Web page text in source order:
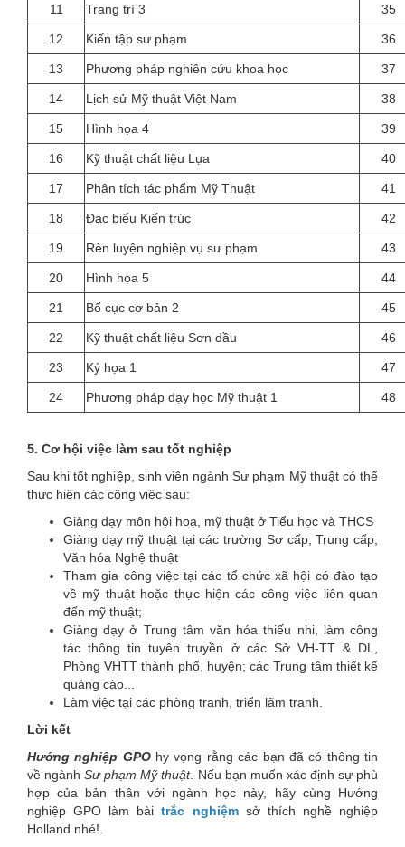
11 Trang trí 3 35
12 Kiến tập sư phạm 36
13 Phương pháp nghiên cứu khoa học 37
14 Lịch sử Mỹ thuật Việt Nam 38
15 Hình họa 4 39
16 Kỹ thuật chất liệu Lụa 40
17 Phân tích tác phẩm Mỹ Thuật 41
18 Đạc biểu Kiến trúc 42
19 Rèn luyện nghiệp vụ sư phạm 43
20 Hình họa 5 44
21 Bố cục cơ bản 2 45
22 Kỹ thuật chất liệu Sơn dầu 46
23 Ký họa 1 47
24 Phương pháp dạy học Mỹ thuật 1 48
5. Cơ hội việc làm sau tốt nghiệp
Sau khi tốt nghiệp, sinh viên ngành Sư phạm Mỹ thuật có thể
thực hiện các công việc sau:
Giảng dạy môn hội hoạ, mỹ thuật ở Tiểu học và THCS
Giảng dạy mỹ thuật tại các trường Sơ cấp, Trung cấp,
Văn hóa Nghệ thuật
Tham gia công việc tại các tổ chức xã hội có đào tạo
về mỹ thuật hoặc thực hiện các công việc liên quan
đến mỹ thuật;
Giảng dạy ở Trung tâm văn hóa thiếu nhi, làm công
tác thông tin tuyên truyền ở các Sở VH-TT & DL,
Phòng VHTT thành phố, huyện; các Trung tâm thiết kế
quảng cáo...
Làm việc tại các phòng tranh, triển lãm tranh.
Lời kết
Hướng nghiệp GPOhy vọng rằng các bạn đã có thông tin
về ngànhSư phạm Mỹ thuật. Nếu bạn muốn xác định sự phù
hợp của bản thân với ngành học này, hãy cùng Hướng
nghiệp GPO làm bàitrắc nghiệmsở thích nghề nghiệp
Holland nhé!.